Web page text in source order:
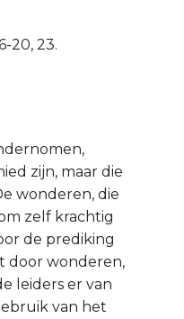
20, 23.
zijn, maar die
wonderen, die
zelf krachtig
de prediking
door wonderen,
leiders er van
van het